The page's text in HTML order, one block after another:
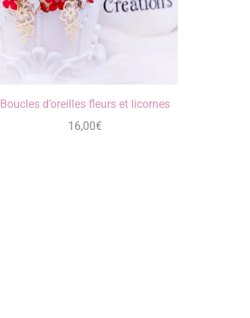
Boucles d’oreilles fleurs et licornes
16,00€